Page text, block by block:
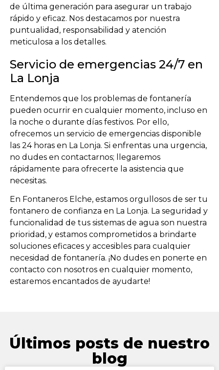
de última generación para asegurar un trabajo
rápido y eficaz. Nos destacamos por nuestra
puntualidad, responsabilidad y atención
meticulosa a los detalles.
Servicio de emergencias 24/7 en
La Lonja
Entendemos que los problemas de fontanería
pueden ocurrir en cualquier momento, incluso en
la noche o durante días festivos. Por ello,
ofrecemos un servicio de emergencias disponible
las 24 horas en La Lonja. Si enfrentas una urgencia,
no dudes en contactarnos; llegaremos
rápidamente para ofrecerte la asistencia que
necesitas.
En Fontaneros Elche, estamos orgullosos de ser tu
fontanero de confianza en La Lonja. La seguridad y
funcionalidad de tus sistemas de agua son nuestra
prioridad, y estamos comprometidos a brindarte
soluciones eficaces y accesibles para cualquier
necesidad de fontanería. ¡No dudes en ponerte en
contacto con nosotros en cualquier momento,
estaremos encantados de ayudarte!
Últimos posts de nuestro
blog